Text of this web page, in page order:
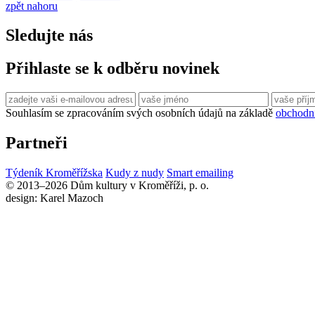
zpět nahoru
Sledujte nás
Přihlaste se k odběru novinek
Souhlasím se zpracováním svých osobních údajů na základě
Partneři
Týdeník Kroměřížska Kudy z nudy Smart emailing
© 2013–2026 Dům kultury v Kroměříži, p. o.
design: Karel Mazoch